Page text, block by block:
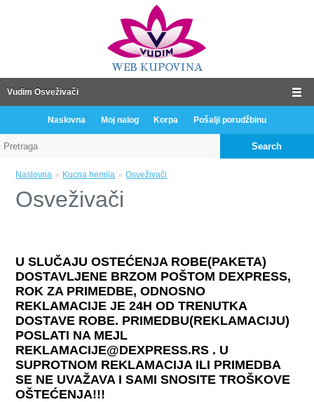
Vudim Osveživači
Naslovna Moj nalog Korpa Pošalji porudžbinu
Search
Naslovna » Kucna hemija »Osveživači
Osveživači
U SLUČAJU OSTEĆENJA ROBE(PAKETA)
DOSTAVLJENE BRZOM POŠTOM DEXPRESS,
ROK ZA PRIMEDBE, ODNOSNO
REKLAMACIJE JE 24H OD TRENUTKA
DOSTAVE ROBE. PRIMEDBU(REKLAMACIJU)
POSLATI NA MEJL
REKLAMACIJE@DEXPRESS.RS . U
SUPROTNOM REKLAMACIJA ILI PRIMEDBA
SE NE UVAŽAVA I SAMI SNOSITE TROŠKOVE
OŠTEĆENJA!!!